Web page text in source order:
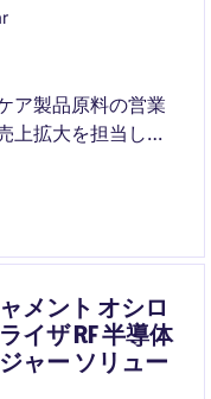
ア製品原料の営業
上拡大を担当しま
メント オシロ
イザ RF 半導体
ャー ソリュー